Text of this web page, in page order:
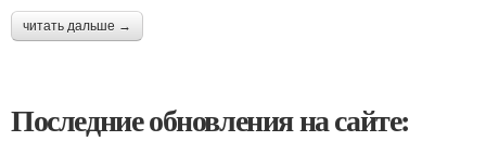
читать дальше →
Последние обновления на сайте: